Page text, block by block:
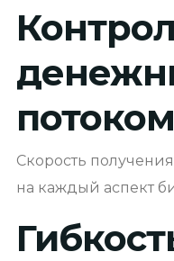
потоком
Скорость
на каждый аспект